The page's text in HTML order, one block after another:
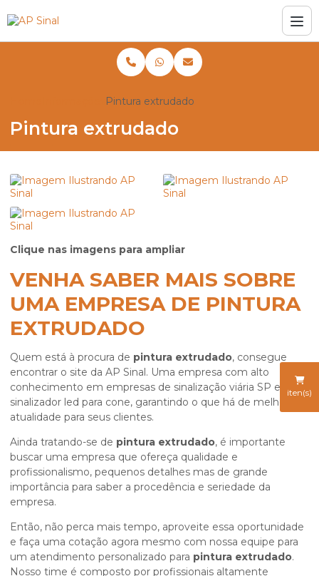
iten(s)
Pintura extrudado
Pintura extrudado
Clique nas imagens para ampliar
VENHA SABER MAIS SOBRE
UMA EMPRESA DE PINTURA
EXTRUDADO
Quem está à procura de pintura extrudado, consegue
encontrar o site da AP Sinal. Uma empresa com alto
conhecimento em empresas de sinalização viária SP e
sinalizador led para cone, garantindo o que há de melhor na
atualidade para seus clientes.
Ainda tratando-se de pintura extrudado, é importante
buscar uma empresa que ofereça qualidade e
profissionalismo, pequenos detalhes mas de grande
importância para saber a procedência e seriedade da
empresa.
Então, não perca mais tempo, aproveite essa oportunidade
e faça uma cotação agora mesmo com nossa equipe para
um atendimento personalizado para pintura extrudado.
Nosso time é composto por profissionais altamente